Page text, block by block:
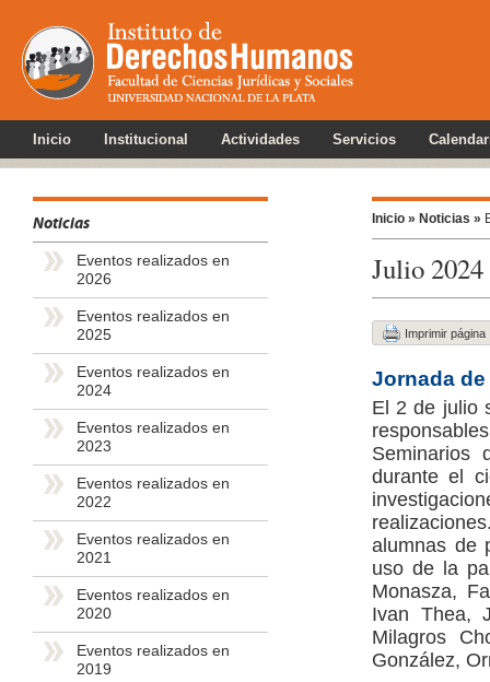
Inicio Institucional Actividades Servicios
Noticias
Eventos realizados en
2026
Eventos realizados en
2025
Eventos realizados en
2024
Eventos realizados en
2023
Eventos realizados en
2022
Eventos realizados en
2021
Eventos realizados en
2020
Eventos realizados en
2019
Inicio » Noticias »
Julio 2024
Imprimir página
Jornada
El 2 de julio
Seminarios
durante el
alumnas de
uso de la
Monasza,
Ivan Thea,
Milagros
González,